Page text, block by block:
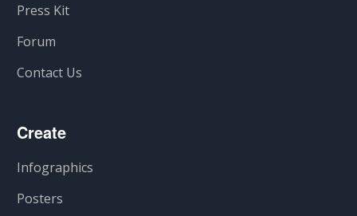
Press Kit
Forum
Contact Us
Create
Infographics
Posters